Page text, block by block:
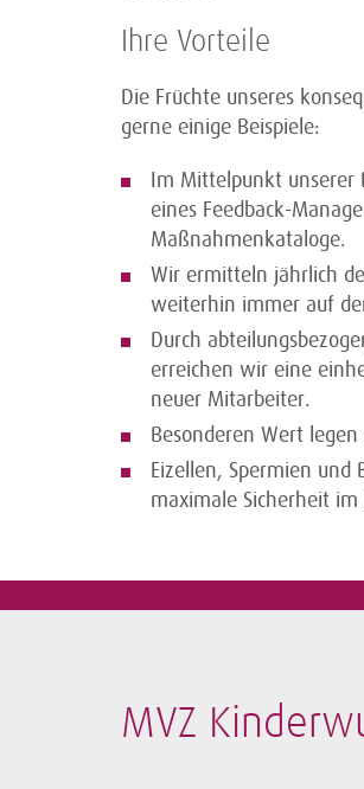
Ihre Vorteile
Die Früchte unseres
gerne einige Beispiele:
Im Mittelpunkt
eines Feedback-
Maßnahmenkataloge.
Wir ermitteln jährlich
weiterhin immer auf
Durch
erreichen wir eine
neuer Mitarbeiter.
Besonderen Wert
Eizellen, Spermien
maximale Sicherheit
MVZ